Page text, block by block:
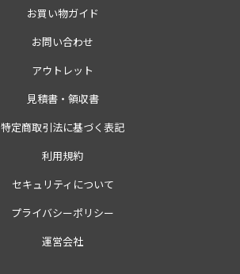
お買い物ガイド
お問い合わせ
アウトレット
見積書・領収書
特定商取引法に基づく表記
利用規約
セキュリティについて
プライバシーポリシー
運営会社